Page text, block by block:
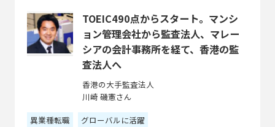
TOEIC490点からスタート。マンシ
ョン管理会社から監査法人、マレー
シアの会計事務所を経て、香港の監
査法人へ
香港の大手監査法人
川崎 磯憲さん
異業種転職
グローバルに活躍